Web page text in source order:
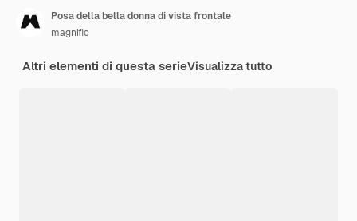
Posa della bella donna di vista frontale
magnific
Altri elementi di questa serieVisualizza tutto